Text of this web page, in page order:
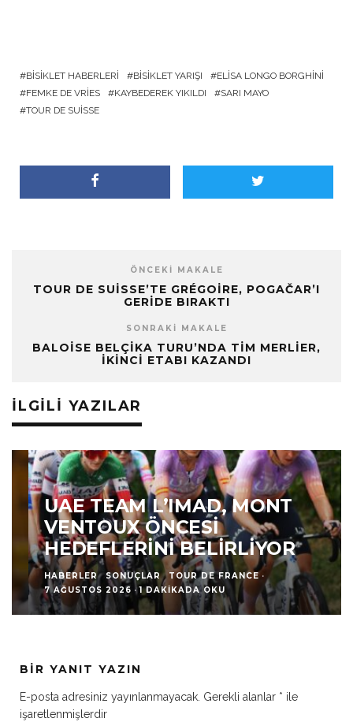
BISIKLET HABERLERI BISIKLET YARIŞI
ELISA LONGO BORGHINI
FEMKE DE VRIES
KAYBEDEREK YIKILDI
SARI MAYO
TOUR DE SUISSE
ÖNCEKI MAKALE
TOUR DE SUISSE’TE GRÉGOIRE, POGAČAR’I
GERIDE BIRAKTI
SONRAKI MAKALE
BALOISE BELÇIKA TURU’NDA TIM MERLIER,
İKINCI ETABI KAZANDI
İLGILI YAZILAR
UAE TEAM L’IMAD, MONT
VENTOUX ÖNCESI
HEDEFLERINI BELIRLIYOR
HABERLER SONUÇLAR TOUR DE FRANCE ·
7 AĞUSTOS 2026 · 1 DAKIKADA OKU
BIR YANIT YAZIN
E-posta adresiniz yayınlanmayacak. Gerekli alanlar * ile
işaretlenmişlerdir